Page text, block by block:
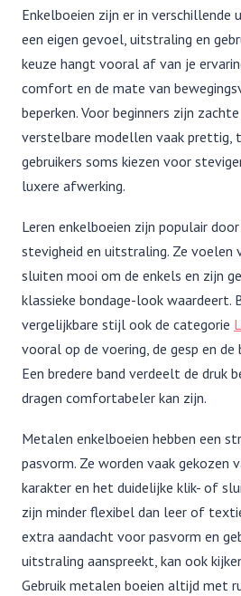
Enkelboeien zijn er in verschillende
een eigen gevoel, uitstraling en
keuze hangt vooral af van je
comfort en de mate van
beperken. Voor beginners zijn
verstelbare modellen vaak prettig,
gebruikers soms kiezen voor
luxere afwerking.
Leren enkelboeien zijn populair
stevigheid en uitstraling. Ze voelen
sluiten mooi om de enkels en zijn
klassieke bondage-look waardeert.
vergelijkbare stijl ook de categorie
vooral op de voering, de gesp en de
Een bredere band verdeelt de druk
dragen comfortabeler kan zijn.
Metalen enkelboeien hebben een
pasvorm. Ze worden vaak gekozen
karakter en het duidelijke klik- of
zijn minder flexibel dan leer of
extra aandacht voor pasvorm en
uitstraling aanspreekt, kan ook
Gebruik metalen boeien altijd met